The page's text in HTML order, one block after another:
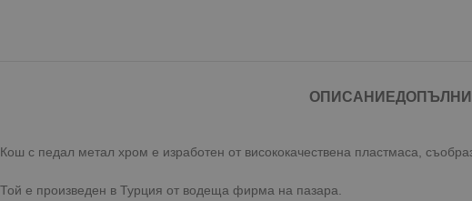
ОПИСАНИЕ
Кош с педал метал хром е изработен от висококачествена пластмаса,
Той е произведен в Турция от водеща фирма на пазара.